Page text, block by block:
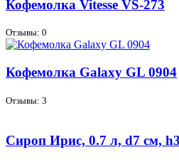
Кофемолка Vitesse VS-273
Отзывы: 0
Кофемолка Galaxy GL 0904
Отзывы: 3
Сироп Ирис, 0.7 л, d7 см,